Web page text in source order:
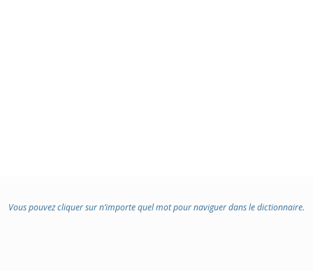
Vous pouvez cliquer sur n’importe quel mot pour naviguer dans le dictionnaire.